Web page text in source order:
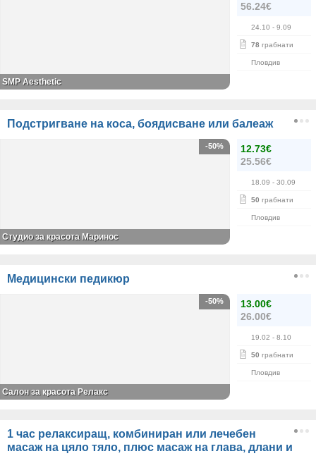
56.24€
24.10 - 9.09
78 грабнати
Пловдив
SMP Aesthetic
Подстригване на коса, боядисване или балеаж
12.73€
25.56€
18.09 - 30.09
50 грабнати
Пловдив
-50%
Студио за красота Маринос
Медицински педикюр
13.00€
26.00€
19.02 - 8.10
50 грабнати
Пловдив
-50%
Салон за красота Релакс
1 час релаксиращ, комбиниран или лечебен
масаж на цяло тяло, плюс масаж на глава, длани и